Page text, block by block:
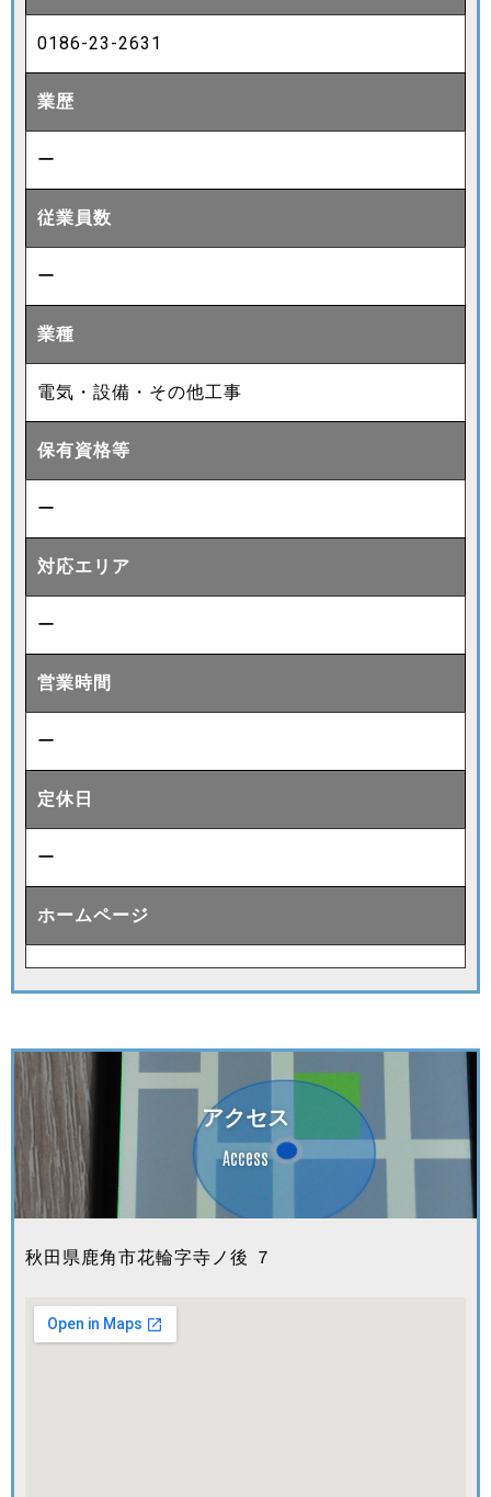
0186-23-2631
業歴
ー
従業員数
ー
業種
電気・設備・その他工事
保有資格等
ー
対応エリア
ー
営業時間
ー
定休日
ー
ホームページ
アクセス
Access
秋田県鹿角市花輪字寺ノ後 ７